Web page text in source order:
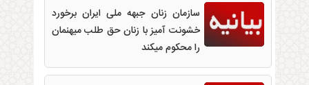
سازمان زنان جبهه ملی ایران برخورد
خشونت آمیز با زنان حق طلب میهنمان
را محکوم‌ میکند